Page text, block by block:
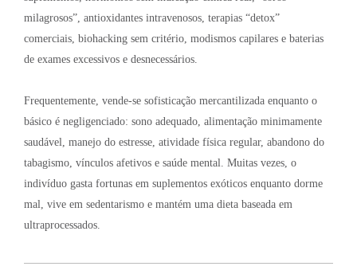
milagrosos”, antioxidantes intravenosos, terapias “detox”
comerciais, biohacking sem critério, modismos capilares e baterias
de exames excessivos e desnecessários.
Frequentemente, vende-se sofisticação mercantilizada enquanto o
básico é negligenciado: sono adequado, alimentação minimamente
saudável, manejo do estresse, atividade física regular, abandono do
tabagismo, vínculos afetivos e saúde mental. Muitas vezes, o
indivíduo gasta fortunas em suplementos exóticos enquanto dorme
mal, vive em sedentarismo e mantém uma dieta baseada em
ultraprocessados.